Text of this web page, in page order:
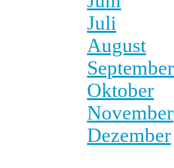
Juli
August
September
Oktober
November
Dezember